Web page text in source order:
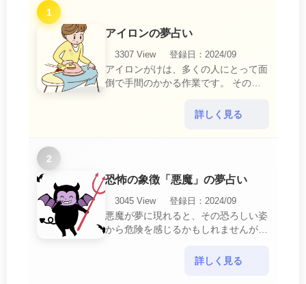
1
アイロンの夢占い
3307 View
登録日：2024/09
アイロンがけは、多くの人にとって面
倒で手間のかかる作業です。 そのた
中で感じるわずらわしさやストレスか
詳しく見る
2
恐怖の象徴「悪魔」の夢占い
3045 View
登録日：2024/09
悪魔が夢に現れると、その恐ろしい姿
から危険を感じるかもしれませんが、
詳しく見る